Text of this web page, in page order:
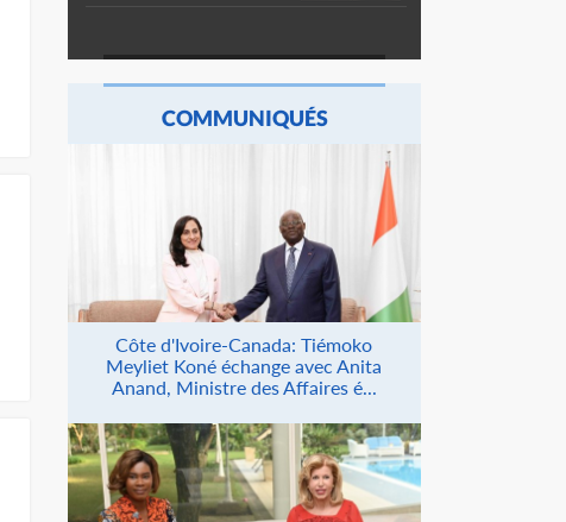
COMMUNIQUÉS
Côte d'Ivoire-Canada: Tiémoko
Meyliet Koné échange avec Anita
Anand, Ministre des Affaires é...